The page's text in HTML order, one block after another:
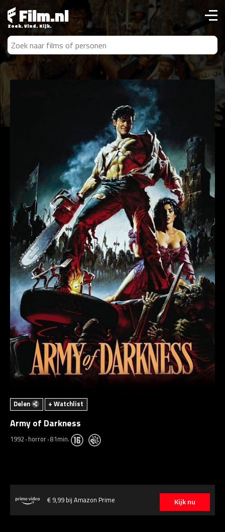
Film.nl
Zoek. Vind. Kijk.
Delen + Watchlist
Army of Darkness
1992 horror 81min.
Kijk nu
€ 9,99 bij Amazon Prime